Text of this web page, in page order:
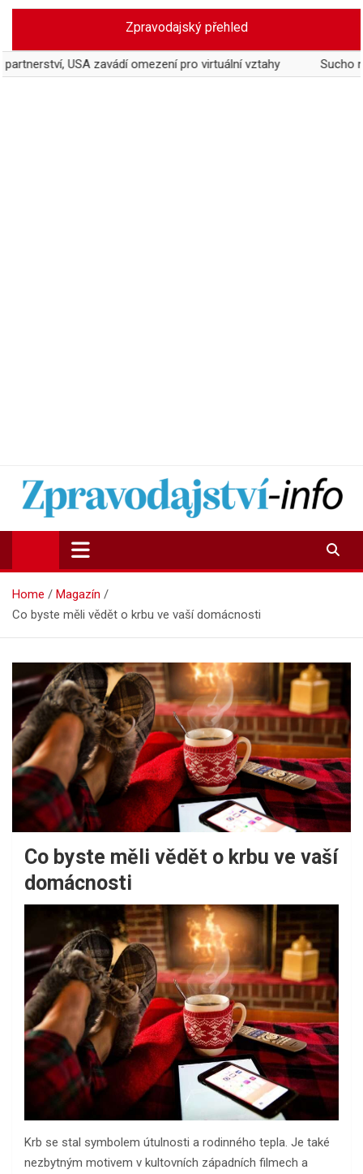
Skip
content
Zpravodajský přehled
USA zavádí omezení pro virtuální vztahy Sucho ničí
Zpravodajství-info.cz
Aktuality a informace on-line
Home
Magazín
Co byste měli vědět o krbu ve vaší domácnosti
Co byste měli vědět o krbu ve vaší
domácnosti
Krb se stal symbolem útulnosti a rodinného tepla. Je také
nezbytným motivem v kultovních západních filmech a